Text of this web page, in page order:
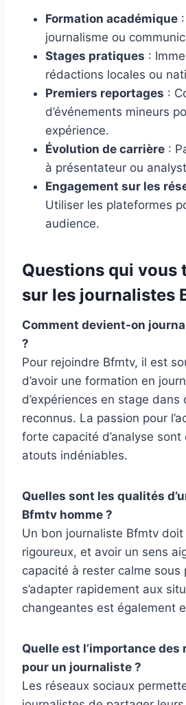
Formation académique
journalisme ou
Stages pratiques :
rédactions locales ou
Premiers reportages :
d’événements mineurs
expérience.
Évolution de carrière :
à présentateur ou
Engagement sur les
Utiliser les plateformes
audience.
Questions qui vous
sur les journalistes
Comment devient-on
?
Pour rejoindre Bfmtv, il est
d’avoir une formation en
d’expériences en stage dans
reconnus. La passion pour
forte capacité d’analyse
atouts indéniables.
Quelles sont les qualités
Bfmtv homme ?
Un bon journaliste Bfmtv
rigoureux, et avoir un sens
capacité à rester calme sous
s’adapter rapidement aux
changeantes est également
Quelle est l’importance des
pour un journaliste ?
Les réseaux sociaux